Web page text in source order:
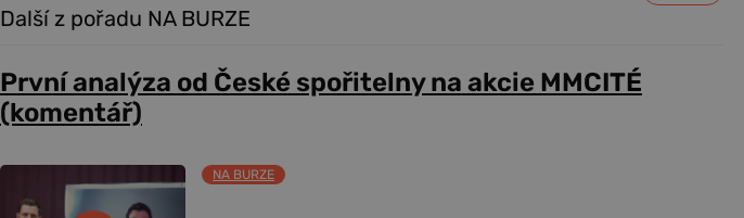
Další z pořadu NA BURZE
První analýza od České spořitelny na akcie MMCITÉ
(komentář)
NA BURZE